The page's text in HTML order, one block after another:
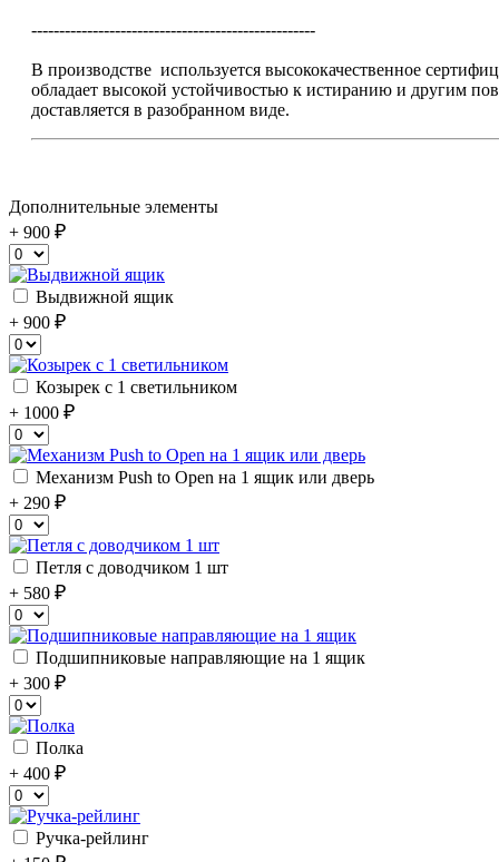
---------------------------------------------------
В производстве используется высококачественное
обладает высокой устойчивостью к истиранию и другим
доставляется в разобранном виде.
Дополнительные элементы
+ 900
Выдвижной ящик
+ 900
Козырек с 1 светильником
+ 1000
Механизм Push to Open на 1 ящик или дверь
+ 290
Петля с доводчиком 1 шт
+ 580
Подшипниковые направляющие на 1 ящик
+ 300
Полка
+ 400
Ручка-рейлинг